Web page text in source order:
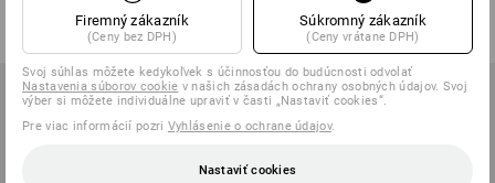
(v. DPH) od 10 Pár (v. DPH) od 10 Pár
Firemný zákazník
(Ceny bez DPH)
Súkromný zákazník
(Ceny vrátane DPH)
Svoj súhlas môžete kedykoľvek s účinnosťou do budúcnosti odvolať
Nastavenia súborov cookie v našich zásadách ochrany osobných údajov. Svoj
výber si môžete individuálne upraviť v časti „Nastaviť cookies“.
Pre viac informácií pozri Vyhlásenie o ochrane údajov.
Nastaviť cookies